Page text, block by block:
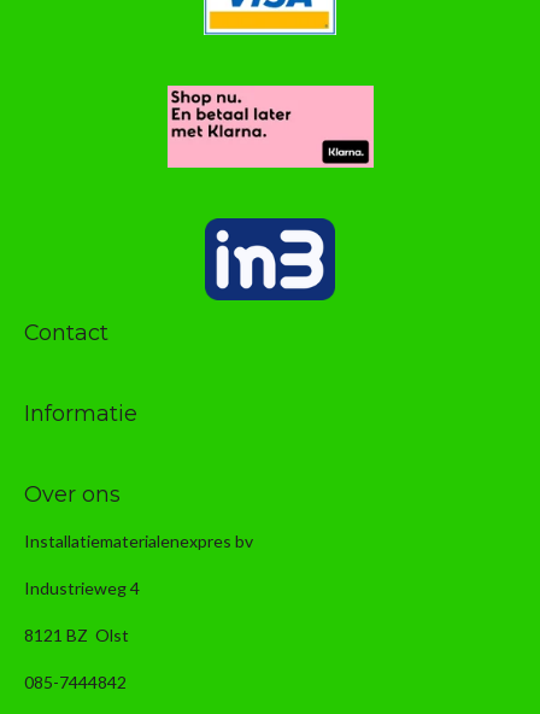
Contact
Informatie
Over ons
Installatiematerialenexpres bv
Industrieweg 4
8121 BZ Olst
085-7444842